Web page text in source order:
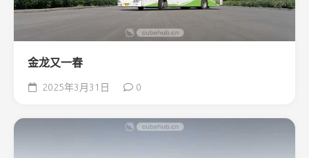
金龙又一春
2025年3月31日 0